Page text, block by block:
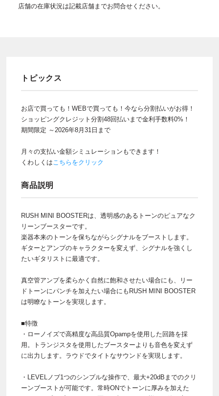
店舗の在庫状況は記載店舗までお問合せください。
トピックス
お店で買っても！WEBで買っても！今なら分割払いがお得！
ショッピングクレジット分割48回払いまで金利手数料0%！
期間限定 ～2026年8月31日まで
月々の支払い金額シミュレーションもできます！
くわしくはこちらをクリック
商品説明
RUSH MINI BOOSTERは、透明感のあるトーンのピュアなク
リーンブースターです。
楽器本来のトーンを保ちながらシグナルをブーストします。
ギターとアンプのキャラクターを変えず、シグナルを強くし
たいギタリストに最適です。
真空管アンプを柔らかく自然に飽和させたい場合にも、リー
ドトーンにパンチを加えたい場合にもRUSH MINI BOOSTER
は明瞭なトーンを実現します。
■特徴
・ローノイズで高精度な高品質Opampを使用した回路を採
用。トランジスタを使用したブースターよりも音色を変えず
に出力します。ラウドでタイトなサウンドを実現します。
・LEVELノブ1つのシンプルな操作で、最大+20dBまでのクリ
ーンブーストが可能です。常時ONでトーンに厚みを加えた